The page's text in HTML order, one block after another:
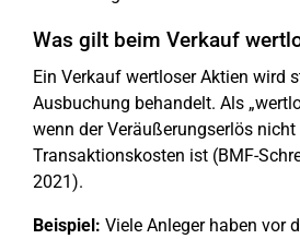
Was gilt beim Verkauf
Ein Verkauf wertloser Aktien wird
Ausbuchung behandelt. Als
wenn der Veräußerungserlös
Transaktionskosten ist (BMF-
2021).
Beispiel: Viele Anleger haben vor